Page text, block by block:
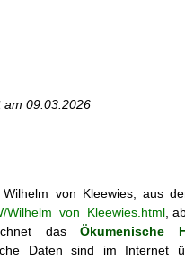
am 09.03.2026
Wilhelm von Kleewies, aus
Wilhelm_von_Kleewies.html ,
dasÖkumenische
Daten sind im Internet